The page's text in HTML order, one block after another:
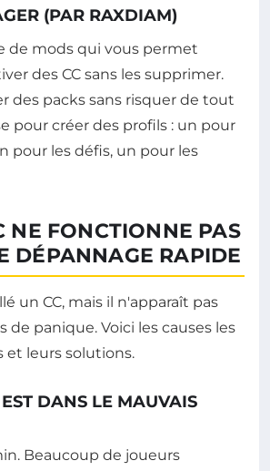
(PAR RAXDIAM)
de mods qui vous permet
des CC sans les supprimer.
des packs sans risquer de tout
pour créer des profils : un pour
pour les défis, un pour les
NE FONCTIONNE PAS
DÉPANNAGE RAPIDE
un CC, mais il n'apparaît pas
de panique. Voici les causes les
et leurs solutions.
DANS LE MAUVAIS
Beaucoup de joueurs